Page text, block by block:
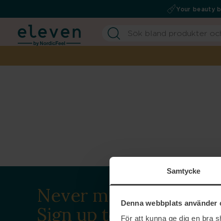
Samtycke
Denna webbplats använder
För att kunna ge dig en bra
Your beauty
Never miss a beat.
Sign up to our